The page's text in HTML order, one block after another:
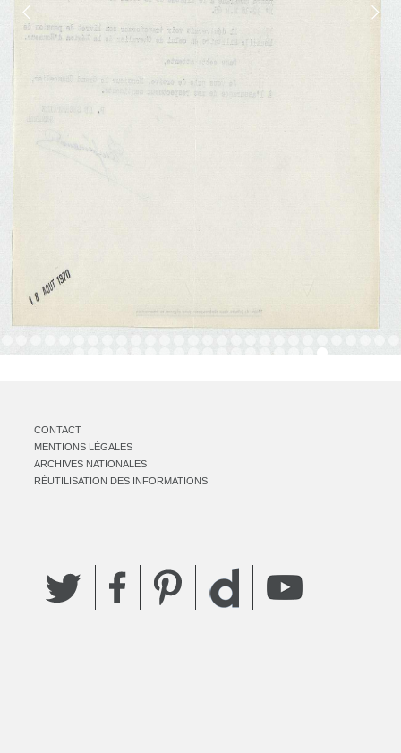
CONTACT
MENTIONS LÉGALES
ARCHIVES NATIONALES
RÉUTILISATION DES INFORMATIONS